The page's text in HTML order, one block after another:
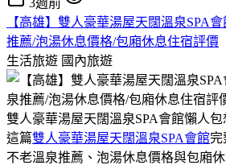
【高雄】雙人豪華湯屋天闊溫泉SPA
推薦/泡湯休息價格/包廂休息住宿評價
生活旅遊 國內旅遊
雙人豪華湯屋天闊溫泉SPA會館懶人
這篇雙人豪華湯屋天闊溫泉SPA會館完
不老溫泉推薦、泡湯休息價格與包廂